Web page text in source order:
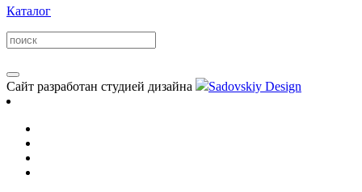
Каталог
Сайт разработан студией дизайна Sadovskiy Design